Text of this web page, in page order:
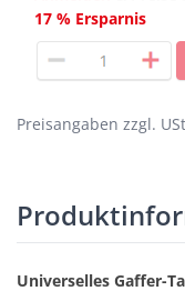
17 % Ersparnis
Preisangaben zzgl.
Universelles Gaffer-